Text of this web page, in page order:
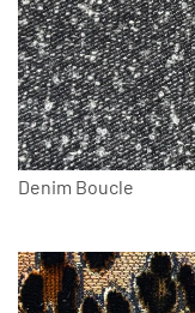
Denim Boucle